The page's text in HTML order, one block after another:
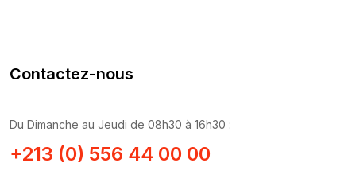
Contactez-nous
Du Dimanche au Jeudi de 08h30 à 16h30 :
+213 (0) 556 44 00 00